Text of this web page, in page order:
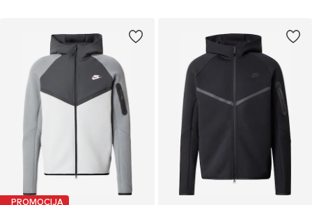
PROMOCIJA